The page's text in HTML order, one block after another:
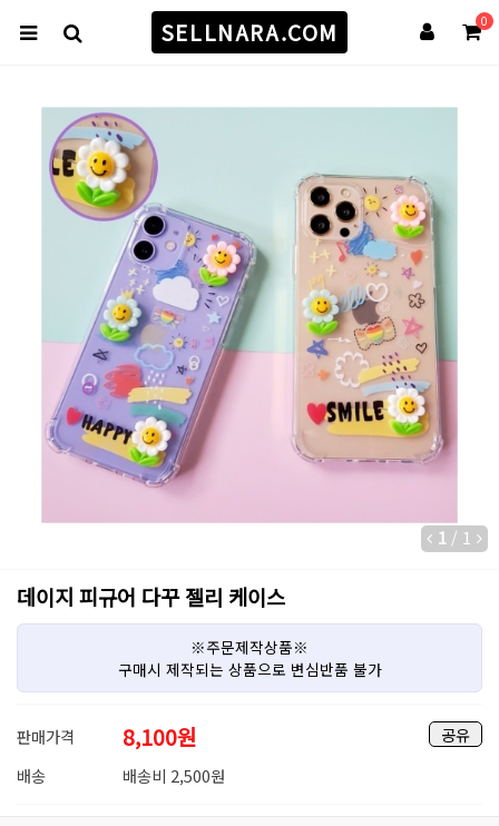
0
SELLNARA.COM
1 / 1
데이지 피규어 다꾸 젤리 케이스
※주문제작상품※
구매시 제작되는 상품으로 변심반품 불가
공유
판매가격 8,100원
배송 배송비 2,500원